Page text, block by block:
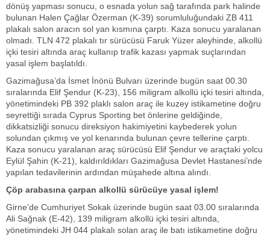
dönüş yapması sonucu, o esnada yolun sağ tarafında park halinde
bulunan Halen Çağlar Özerman (K-39) sorumluluğundaki ZB 411
plakalı salon aracın sol yan kısmına çarptı. Kaza sonucu yaralanan
olmadı. TLN 472 plakalı tır sürücüsü Faruk Yüzer aleyhinde, alkollü
içki tesiri altında araç kullanıp trafik kazası yapmak suçlarından
yasal işlem başlatıldı.
Gazimağusa’da İsmet İnönü Bulvarı üzerinde bugün saat 00.30
sıralarında Elif Şendur (K-23), 156 miligram alkollü içki tesiri altında,
yönetimindeki PB 392 plaklı salon araç ile kuzey istikametine doğru
seyrettiği sırada Cyprus Sporting bet önlerine geldiğinde,
dikkatsizliği sonucu direksiyon hakimiyetini kaybederek yolun
solundan çıkmış ve yol kenarında bulunan çevre tellerine çarptı.
Kaza sonucu yaralanan araç sürücüsü Elif Şendur ve araçtaki yolcu
Eylül Şahin (K-21), kaldırıldıkları Gazimağusa Devlet Hastanesi’nde
yapılan tedavilerinin ardından müşahede altına alındı.
Çöp arabasına çarpan alkollü sürücüye yasal işlem!
Girne’de Cumhuriyet Sokak üzerinde bugün saat 03.00 sıralarında
Ali Sağnak (E-42), 139 miligram alkollü içki tesiri altında,
yönetimindeki JH 044 plakalı solan araç ile batı istikametine doğru